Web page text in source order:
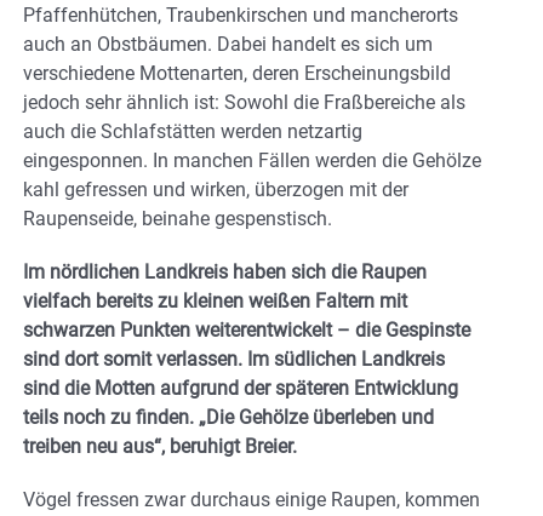
Pfaffenhütchen, Traubenkirschen und mancherorts
auch an Obstbäumen. Dabei handelt es sich um
verschiedene Mottenarten, deren Erscheinungsbild
jedoch sehr ähnlich ist: Sowohl die Fraßbereiche als
auch die Schlafstätten werden netzartig
eingesponnen. In manchen Fällen werden die Gehölze
kahl gefressen und wirken, überzogen mit der
Raupenseide, beinahe gespenstisch.
Im nördlichen Landkreis haben sich die Raupen
vielfach bereits zu kleinen weißen Faltern mit
schwarzen Punkten weiterentwickelt – die Gespinste
sind dort somit verlassen. Im südlichen Landkreis
sind die Motten aufgrund der späteren Entwicklung
teils noch zu finden. „Die Gehölze überleben und
treiben neu aus“, beruhigt Breier.
Vögel fressen zwar durchaus einige Raupen, kommen